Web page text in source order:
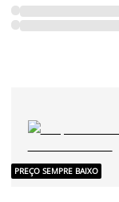
PREÇO SEMPRE BAIXO